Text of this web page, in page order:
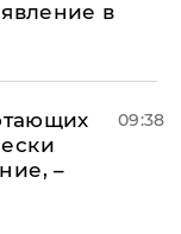
в
–
09:38